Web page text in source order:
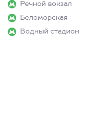
Речной вокзал
Беломорская
Водный стадион